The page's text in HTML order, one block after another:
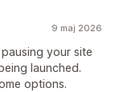
9 maj 2026
your site
launched.
options.